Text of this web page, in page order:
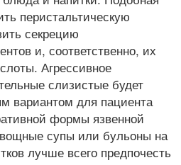
перистальтическую
секрецию
и, соответственно, их
Агрессивное
слизистые будет
вариантом для пациента
формы язвенной
супы или бульоны на
лучше всего предпочесть